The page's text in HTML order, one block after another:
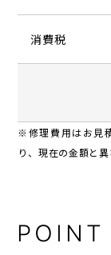
消費税
※修理費用はお見
り、現在の金額と
POINT